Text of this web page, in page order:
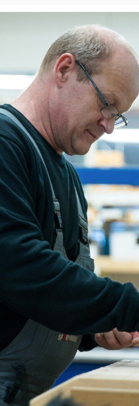
Aufgabe,
zu
zur Klimastrategie des